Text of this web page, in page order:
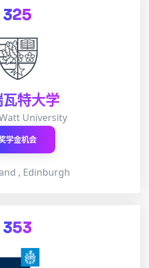
325
特大学
University
学金机会
, Edinburgh
353